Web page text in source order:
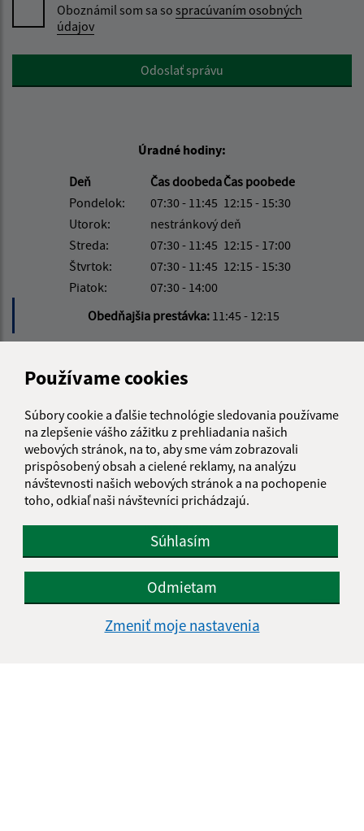
Používame cookies
Súbory cookie a ďalšie technológie sledovania používame
na zlepšenie vášho zážitku z prehliadania našich
webových stránok, na to, aby sme vám zobrazovali
prispôsobený obsah a cielené reklamy, na analýzu
návštevnosti našich webových stránok a na pochopenie
toho, odkiaľ naši návštevníci prichádzajú.
Súhlasím
Odmietam
Zmeniť moje nastavenia
Oboznámil som sa so spracúvaním osobných
údajov
Google reCaptcha ResponseOdoslať správu
Úradné hodiny:
Deň
Čas doobedaČas poobede
Pondelok:
07:30 - 11:45 12:15 - 15:30
Utorok:
nestránkový deň
Streda:
07:30 - 11:45 12:15 - 17:00
Štvrtok:
07:30 - 11:45 12:15 - 15:30
Piatok:
07:30 - 14:00
Obedňajšia prestávka: 11:45 - 12:15
Kontakt:
Jakubany 555
065 12 Jakubany
jakubany@jakubany.sk
+421 524 283 651
IČO: 00329924